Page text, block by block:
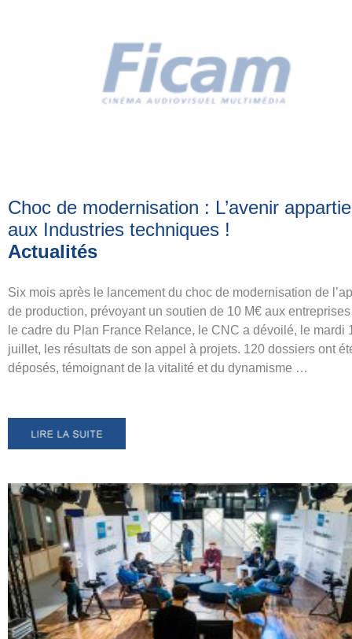
Choc de modernisation : L’avenir
aux Industries techniques !
Actualités
Six mois après le lancement du choc de modernisation de
de production, prévoyant un soutien de 10 M€ aux
le cadre du Plan France Relance, le CNC a dévoilé, le mardi
juillet, les résultats de son appel à projets. 120 dossiers ont
déposés, témoignant de la vitalité et du dynamisme …